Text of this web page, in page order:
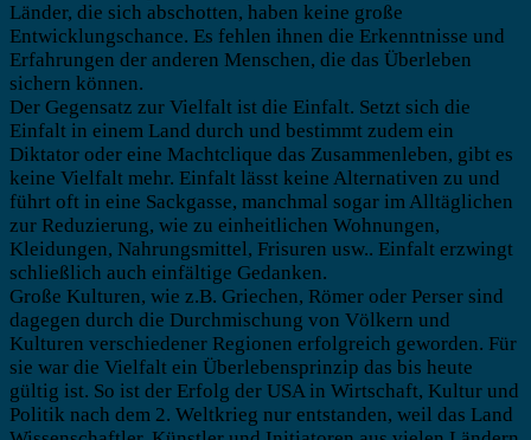
Länder, die sich abschotten, haben keine große
Entwicklungschance. Es fehlen ihnen die Erkenntnisse und
Erfahrungen der anderen Menschen, die das Überleben
sichern können.
Der Gegensatz zur Vielfalt ist die Einfalt. Setzt sich die
Einfalt in einem Land durch und bestimmt zudem ein
Diktator oder eine Machtclique das Zusammenleben, gibt es
keine Vielfalt mehr. Einfalt lässt keine Alternativen zu und
führt oft in eine Sackgasse, manchmal sogar im Alltäglichen
zur Reduzierung, wie zu einheitlichen Wohnungen,
Kleidungen, Nahrungsmittel, Frisuren usw.. Einfalt erzwingt
schließlich auch einfältige Gedanken.
Große Kulturen, wie z.B. Griechen, Römer oder Perser sind
dagegen durch die Durchmischung von Völkern und
Kulturen verschiedener Regionen erfolgreich geworden. Für
sie war die Vielfalt ein Überlebensprinzip das bis heute
gültig ist. So ist der Erfolg der USA in Wirtschaft, Kultur und
Politik nach dem 2. Weltkrieg nur entstanden, weil das Land